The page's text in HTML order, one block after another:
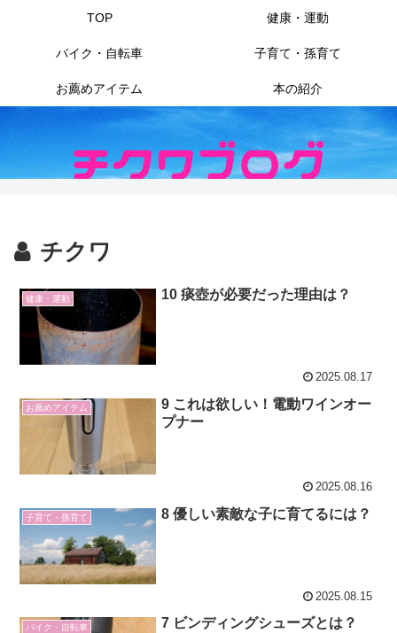
TOP 健康・運動
バイク・自転車 子育て・孫育て
お薦めアイテム 本の紹介
チクワ
健康・運動 10 痰壺が必要だった理由は？
2025.08.17
お薦めアイテム
9 これは欲しい！電動ワインオー
プナー
2025.08.16
子育て・孫育て 8 優しい素敵な子に育てるには？
2025.08.15
バイク・自転車 7 ビンディングシューズとは？